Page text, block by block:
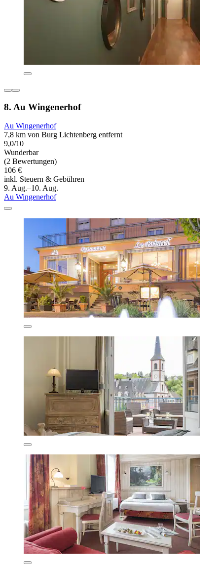
8. Au Wingenerhof
Au Wingenerhof
7,8 km von Burg Lichtenberg entfernt
9,0/10
Wunderbar
(2 Bewertungen)
106 €
inkl. Steuern & Gebühren
9. Aug.–10. Aug.
Au Wingenerhof